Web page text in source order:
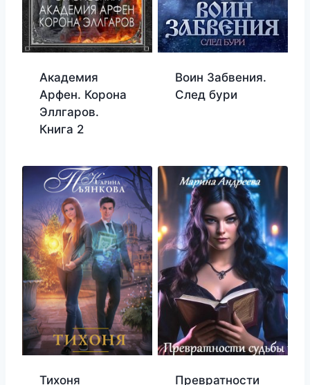
Академия
Арфен. Корона
Эллгаров.
Книга 2
Воин Забвения.
След бури
Тихоня Превратности